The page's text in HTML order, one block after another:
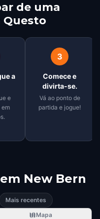
de uma
Questo
a
e
3
Comece e
divirta-se.
Vá ao ponto de
partida e jogue!
New Bern
Mais recentes
Mapa